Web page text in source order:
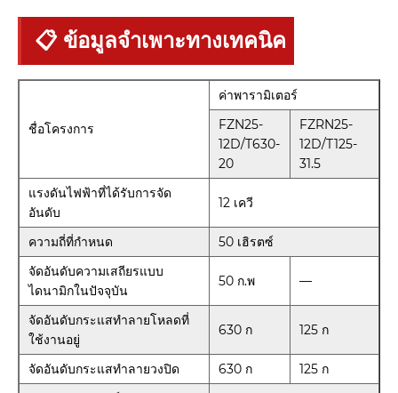
📋 ข้อมูลจำเพาะทางเทคนิค
ชื่อโครงการ
ค่าพารามิเตอร์
FZN25-
12D/T630-
20
FZRN25-
12D/T125-
31.5
แรงดันไฟฟ้าที่ได้รับการจัด
อันดับ
12 เควี
ความถี่ที่กำหนด
50 เฮิรตซ์
จัดอันดับความเสถียรแบบ
ไดนามิกในปัจจุบัน
50 ก.พ —
จัดอันดับกระแสทำลายโหลดที่
ใช้งานอยู่
630 ก 125 ก
จัดอันดับกระแสทำลายวงปิด 630 ก
125 ก